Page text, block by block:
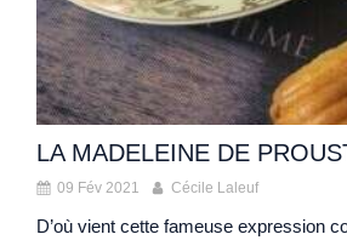
LA MADELEINE DE
09 Fév 2021 Cécile Laleuf
D’où vient cette fameuse expression